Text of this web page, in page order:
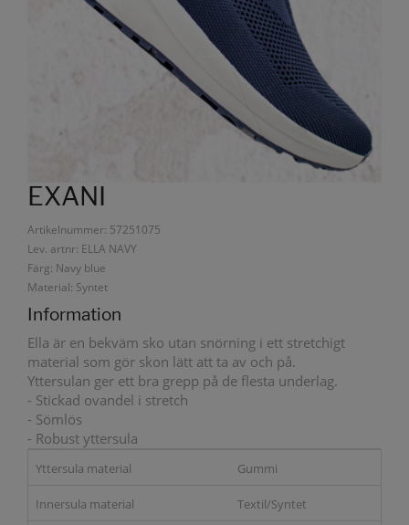
EXANI
Artikelnummer: 57251075
Lev. artnr: ELLA NAVY
Färg: Navy blue
Material: Syntet
Information
Ella är en bekväm sko utan snörning i ett stretchigt
material som gör skon lätt att ta av och på.
Yttersulan ger ett bra grepp på de flesta underlag.
- Stickad ovandel i stretch
- Sömlös
- Robust yttersula
Yttersula material Gummi
Innersula material Textil/Syntet